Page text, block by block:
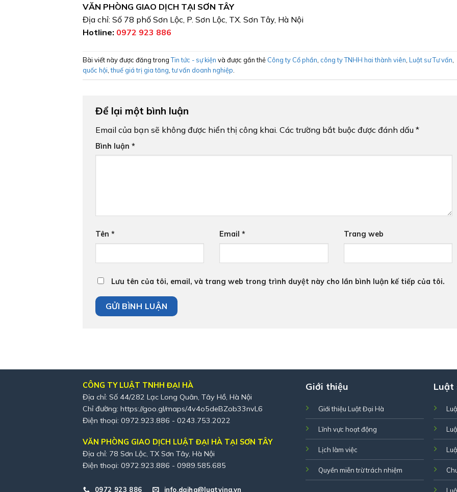
VĂN PHÒNG GIAO DỊCH TẠI SƠN TÂY
Địa chỉ: Số 78 phố Sơn Lộc, P. Sơn Lộc, TX. Sơn Tây, Hà Nội
Hotline: 0972 923 886
Bài viết này được đăng trongTin tức - sự kiện và được gắn thẻ Công ty Cổ phần, công ty TNHH hai thành viên, Luật sư Tư vấn,
quốc hội,thuế giá trị gia tăng,tư vấn doanh nghiệp.
Để lại một bình luận
Email của bạn sẽ không được hiển thị công khai. Các trường bắt buộc được đánh dấu *
Bình luận *
Tên * Email* Trang web
Lưu tên của tôi, email, và trang web trong trình duyệt này cho lần bình luận kế tiếp của tôi.
CÔNG TY LUẬT TNHH ĐẠI HÀ
Địa chỉ: Số 44/282 Lạc Long Quân, Tây Hồ, Hà Nội
Chỉ đường: https://goo.gl/maps/4v4o5deBZob33nvL6
Điện thoại: 0972.923.886 - 0243.753.2022
VĂN PHÒNG GIAO DỊCH LUẬT ĐẠI HÀ TẠI SƠN TÂY
Địa chỉ: 78 Sơn Lộc, TX Sơn Tây, Hà Nội
Điện thoại: 0972.923.886 - 0989.585.685
0972 923 886 info.daiha@luatvina.vn
Giới thiệu
Giới thiệu Luật Đại Hà
Lĩnh vực hoạt động
Lịch làm việc
Quyền miễn trừ trách nhiệm
Luật